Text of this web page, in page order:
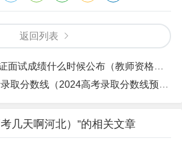
高考时间安排在6月7日-8日，3+1+2省
日、8日和9日三天，此外综合改革3+3
日、8日、9日和10日，一共四天。
新高考地区以外的省份）高考时间为
两天；（新疆、西藏、内蒙古9日考民
为每年6月7日、8日，各省市考试科目
返回列表
成绩什么时候公布（教师资格证面试报考的时间2024）
取分数线（2024高考录取分数线预估）
几天啊河北）”的相关文章